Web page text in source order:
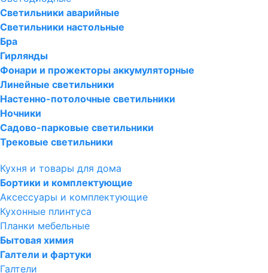
Светильники аварийные
Светильники настольные
Бра
Гирлянды
Фонари и прожекторы аккумуляторные
Линейные светильники
Настенно-потолочные светильники
Ночники
Садово-парковые светильники
Трековые светильники
Кухня и товары для дома
Бортики и комплектующие
Аксессуары и комплектующие
Кухонные плинтуса
Планки мебельные
Бытовая химия
Галтели и фартуки
Галтели